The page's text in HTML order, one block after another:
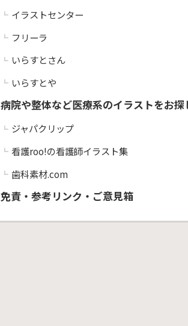
イラストセンター
フリーラ
いらすとさん
いらすとや
病院や整体など医療系のイラストをお探
ジャパクリップ
看護roo!の看護師イラスト集
歯科素材.com
免責・参考リンク・ご意見箱